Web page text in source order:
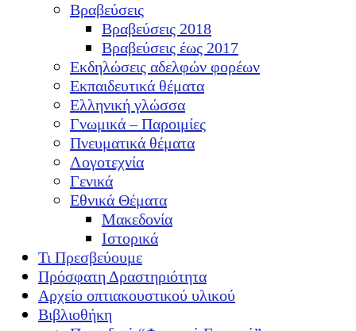
Βραβεύσεις
Βραβεύσεις 2018
Βραβεύσεις έως 2017
Εκδηλώσεις αδελφών φορέων
Εκπαιδευτικά θέματα
Ελληνική γλώσσα
Γνωμικά – Παροιμίες
Πνευματικά θέματα
Λογοτεχνία
Γενικά
Εθνικά Θέματα
Μακεδονία
Ιστορικά
Τι Πρεσβεύουμε
Πρόσφατη Δραστηριότητα
Αρχείο οπτιακουστικού υλικού
Βιβλιοθήκη